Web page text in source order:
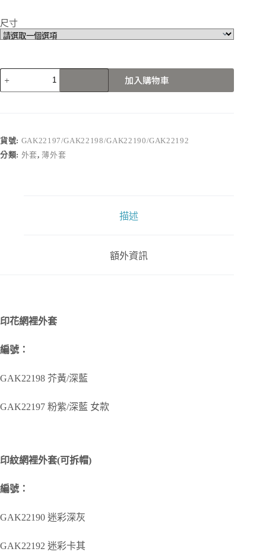
尺寸
GAK22197/GAK22198/GAK22190/GAK22192
數
加入購物車
貨號: GAK22197/GAK22198/GAK22190/GAK22192
分類: 外套, 薄外套
描述
額外資訊
印花網裡外套
編號：
GAK22198 芥黃/深藍
GAK22197 粉紫/深藍 女款
印紋網裡外套(可拆帽)
編號：
GAK22190 迷彩深灰
GAK22192 迷彩卡其